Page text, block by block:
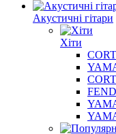
Акустичні гітари
Хіти